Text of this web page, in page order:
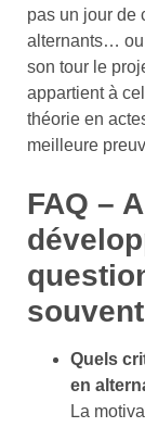
pas un jour de
alternants… ou
son tour le
appartient à
théorie en
meilleure
FAQ –
souvent
Quels
en
La